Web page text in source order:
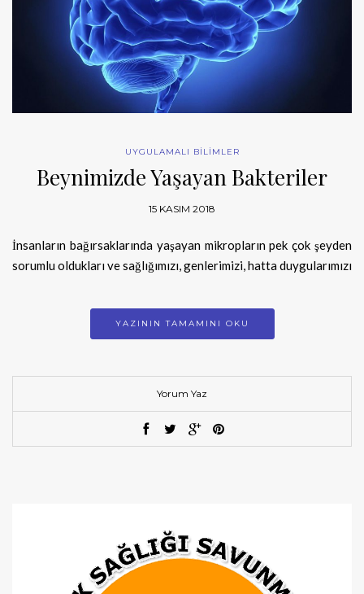
UYGULAMALI BİLİMLER
Beynimizde Yaşayan Bakteriler
15 KASIM 2018
İnsanların bağırsaklarında yaşayan mikropların pek çok şeyden
sorumlu oldukları ve sağlığımızı, genlerimizi, hatta duygularımızı
YAZININ TAMAMINI OKU
Yorum Yaz